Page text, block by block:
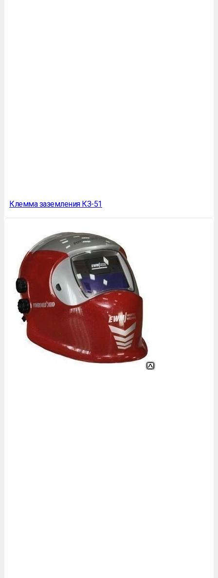
Клемма заземления КЗ-51